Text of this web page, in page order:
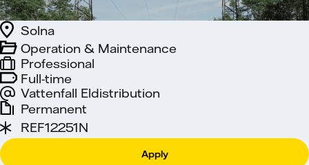
Full-time
Vattenfall Eldistribution
Solna
Professional
Operation & Maintenance
Permanent
REF12251N
Apply